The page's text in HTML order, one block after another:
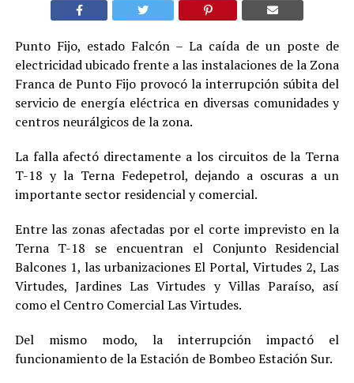
Punto Fijo, estado Falcón – La caída de un poste de
electricidad ubicado frente a las instalaciones de la Zona
Franca de Punto Fijo provocó la interrupción súbita del
servicio de energía eléctrica en diversas comunidades y
centros neurálgicos de la zona.
La falla afectó directamente a los circuitos de la Terna
T-18 y la Terna Fedepetrol, dejando a oscuras a un
importante sector residencial y comercial.
Entre las zonas afectadas por el corte imprevisto en la
Terna T-18 se encuentran el Conjunto Residencial
Balcones 1, las urbanizaciones El Portal, Virtudes 2, Las
Virtudes, Jardines Las Virtudes y Villas Paraíso, así
como el Centro Comercial Las Virtudes.
Del mismo modo, la interrupción impactó el
funcionamiento de la Estación de Bombeo Estación Sur.